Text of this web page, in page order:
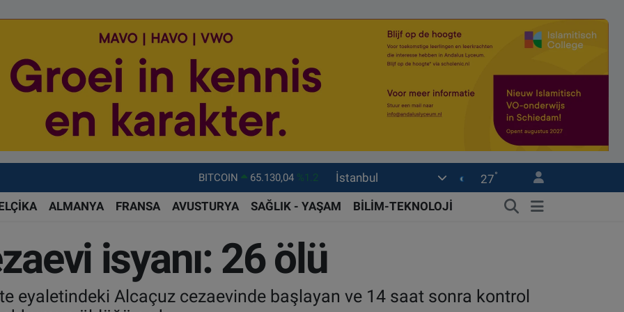
BITCOIN 65.130,04 %1.2
DOLAR
47,7106 %0.17
EURO
55,1652 %0.27
GRAM ALTIN
6648.99 %2.59
İstanbul 27°
ALMANYA FRANSA AVUSTURYA SAĞLIK - YAŞAM BİLİM-TEKNOLOJİ
isyanı: 26 ölü
eyaletindeki Alcaçuz cezaevinde başlayan ve 14 saat sonra kontrol